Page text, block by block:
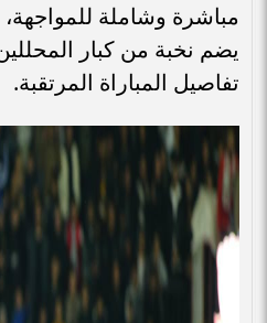
مباشرة وشاملة
يضم نخبة من كبار
تفاصيل المباراة المرتقبة.